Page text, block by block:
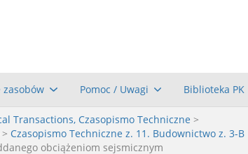
zasobów Pomoc / Uwagi Biblioteka PK
Transactions, Czasopismo Techniczne >
> Czasopismo Techniczne z. 11. Budownictwo z. 3-B
obciążeniom sejsmicznym